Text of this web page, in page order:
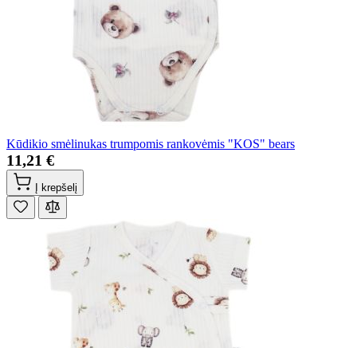
Kūdikio smėlinukas trumpomis rankovėmis "KOS" bears
11,21 €
Į krepšelį